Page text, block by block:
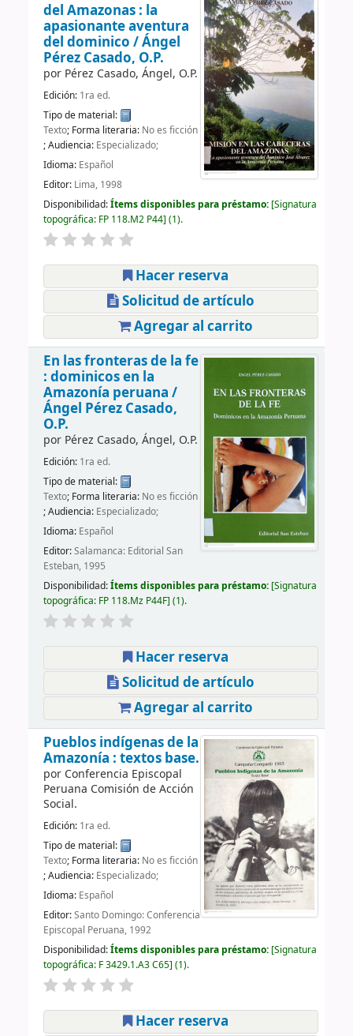
del Amazonas : la
apasionante aventura
del dominico /Ángel
Pérez Casado, O.P.
por Pérez Casado, Ángel, O.P.
Edición: 1ra ed.
Tipo de material:
Texto; Forma literaria: No es ficción
; Audiencia: Especializado;
Idioma: Español
Editor: Lima, 1998
Disponibilidad:Ítems disponibles para préstamo: Signatura
topográfica: FP 118.M2 P44 (1).
Hacer reserva
Solicitud de artículo
Agregar al carrito
En las fronteras de la fe
: dominicos en la
Amazonía peruana /
Ángel Pérez Casado,
O.P.
por Pérez Casado, Ángel, O.P.
Edición: 1ra ed.
Tipo de material:
Texto; Forma literaria: No es ficción
; Audiencia: Especializado;
Idioma: Español
Editor:Salamanca: Editorial San
Esteban, 1995
Disponibilidad:Ítems disponibles para préstamo: Signatura
topográfica: FP 118.Mz P44F (1).
Hacer reserva
Solicitud de artículo
Agregar al carrito
Pueblos indígenas de la
Amazonía : textos base.
por Conferencia Episcopal
Peruana Comisión de Acción
Social.
Edición: 1ra ed.
Tipo de material:
Texto; Forma literaria: No es ficción
; Audiencia: Especializado;
Idioma: Español
Editor:Santo Domingo: Conferencia
Episcopal Peruana, 1992
Disponibilidad:Ítems disponibles para préstamo: Signatura
topográfica: F 3429.1.A3 C65 (1).
Hacer reserva